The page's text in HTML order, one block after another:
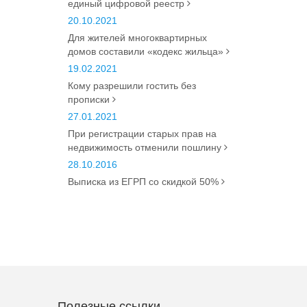
единый цифровой реестр
20.10.2021
Для жителей многоквартирных
домов составили «кодекс жильца»
19.02.2021
Кому разрешили гостить без
прописки
27.01.2021
При регистрации старых прав на
недвижимость отменили пошлину
28.10.2016
Выписка из ЕГРП со скидкой 50%